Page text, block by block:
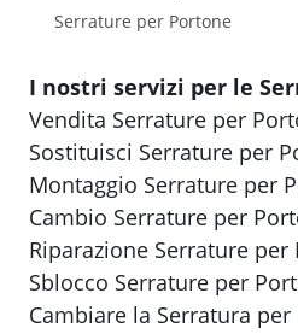
Serrature per Portone
I nostri servizi per le
Vendita Serrature per
Sostituisci Serrature per
Montaggio Serrature per
Cambio Serrature per
Riparazione Serrature
Sblocco Serrature per
Cambiare la Serratura